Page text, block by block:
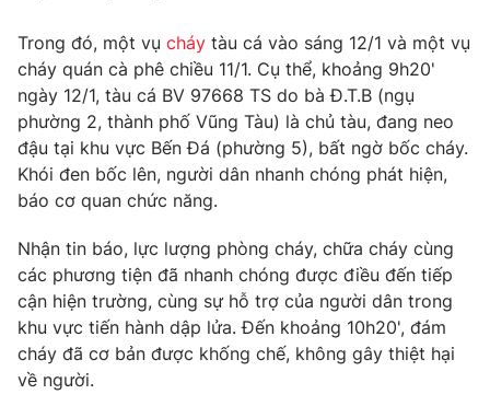
Thế giới đó đây
Câu chuyện quốc tế
Kinh tế
Tài chính
Thị trường
Góc doanh nghiệp
Dữ liệu và đời sống
Truyền hình
Phim VTV
Hậu trường
Nhân vật
Khán giả
Giải sao mai
Điện ảnh
Âm nhạc
Sao
Đời sống
Du lịch
Làm đẹp
Giáo dục
Tuyển sinh
Trong đó, một vụ cháy tàu cá vào sáng 12/1 và một vụ
cháy quán cà phê chiều 11/1. Cụ thể, khoảng 9h20'
ngày 12/1, tàu cá BV 97668 TS do bà Đ.T.B (ngụ
phường 2, thành phố Vũng Tàu) là chủ tàu, đang neo
đậu tại khu vực Bến Đá (phường 5), bất ngờ bốc cháy.
Khói đen bốc lên, người dân nhanh chóng phát hiện,
báo cơ quan chức năng.
Nhận tin báo, lực lượng phòng cháy, chữa cháy cùng
các phương tiện đã nhanh chóng được điều đến tiếp
cận hiện trường, cùng sự hỗ trợ của người dân trong
khu vực tiến hành dập lửa. Đến khoảng 10h20', đám
cháy đã cơ bản được khống chế, không gây thiệt hại
về người.